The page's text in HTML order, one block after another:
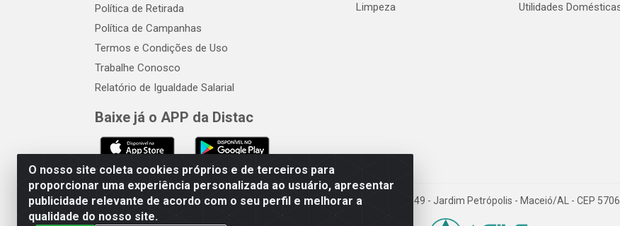
O nosso site coleta cookies próprios e de terceiros para
proporcionar uma experiência personalizada ao usuário, apresentar
publicidade relevante de acordo com o seu perfil e melhorar a
qualidade do nosso site.
Política de Retirada
Política de Campanhas
Termos e Condições de Uso
Trabalhe Conosco
Relatório de Igualdade Salarial
Baixe já o APP da Distac
Limpeza
Utilidades
Distac Distribuidora - Av. Durval de Góes Monteiro, 7049 - Jardim Petrópolis - Maceió/AL - CEP